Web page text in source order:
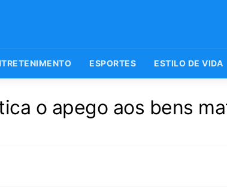
ESPORTES ESTILO DE VIDA
o apego aos bens